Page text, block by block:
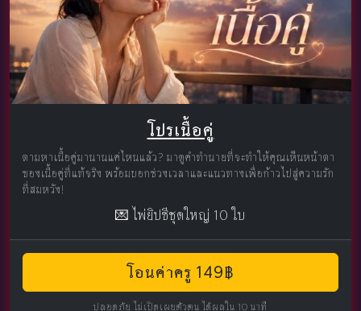
โปรเนื้อคู่
ตามหาเนื้อคู่มานานแค่ไหนแล้ว? มาดูคำทำนายที่จะทำให้คุณเห็นหน้าตา
ของเนื้อคู่ที่แท้จริง พร้อมบอกช่วงเวลาและแนวทางเพื่อก้าวไปสู่ความรัก
ที่สมหวัง!
💌 ไพ่ยิปซีชุดใหญ่ 10 ใบ
โอนค่าครู 149฿
ปลอดภัย ไม่เปิดเผยตัวตน ได้ผลใน 10 นาที